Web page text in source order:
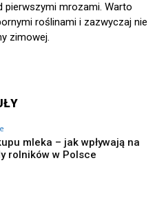
pierwszymi mrozami. Warto
roślinami i zazwyczaj nie
zimowej.
mleka – jak wpływają na
rolników w Polsce